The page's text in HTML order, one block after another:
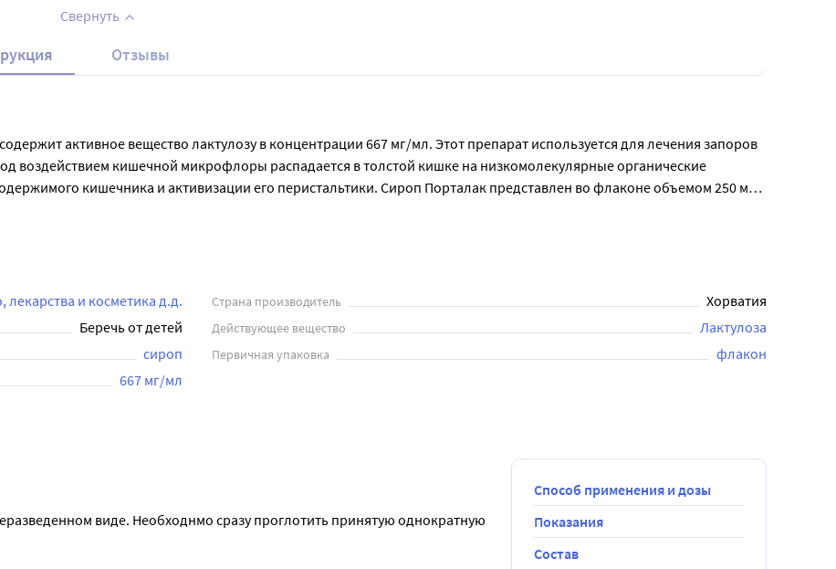
Свернуть
Отзывы
активное вещество лактулозу в концентрации 667 мг/мл. Этот препарат используется для лечения запоров
воздействием кишечной микрофлоры распадается в толстой кишке на низкомолекулярные органические
кишечника и активизации его перистальтики. Сироп Порталак представлен во флаконе объемом 250 мл
согласно указаниям в инструкции, которую следует предварительно прочитать. Сироп Порталак является
лекарства и косметика д.д. Страна производитель Хорватия
Беречь от детей Действующее вещество Лактулоза
сироп Первичная упаковка флакон
667 мг/мл
виде. Необходнмо сразу проглотить принятую однократную
Способ применения и дозы
Показания
Состав